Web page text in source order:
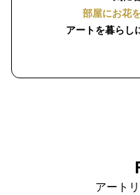
部屋にお花
アートを暮らし
アート